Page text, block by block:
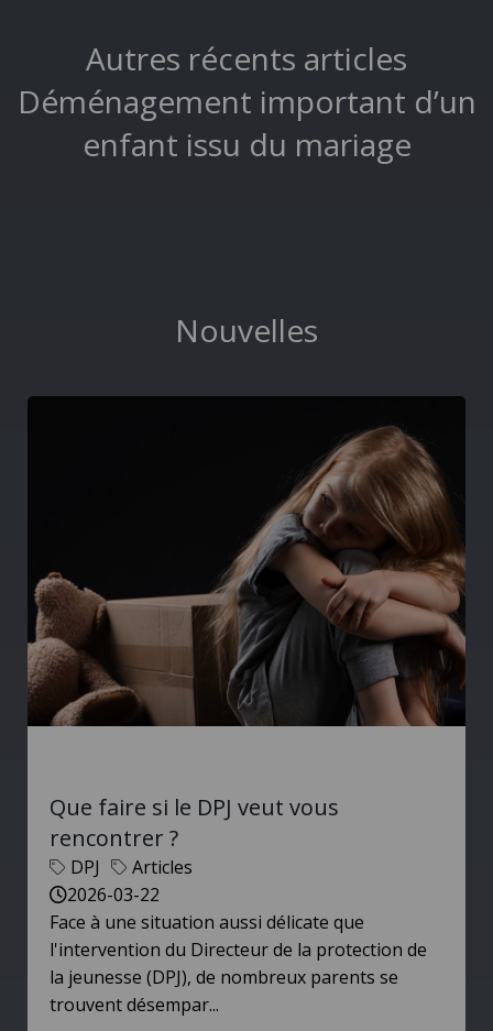
Autres récents articles
Déménagement important d’un
enfant issu du mariage
Nouvelles
Que faire si le DPJ veut vous
rencontrer ?
DPJ
Articles
2026-03-22
Face à une situation aussi délicate que
l'intervention du Directeur de la protection de
la jeunesse (DPJ), de nombreux parents se
trouvent désempar...